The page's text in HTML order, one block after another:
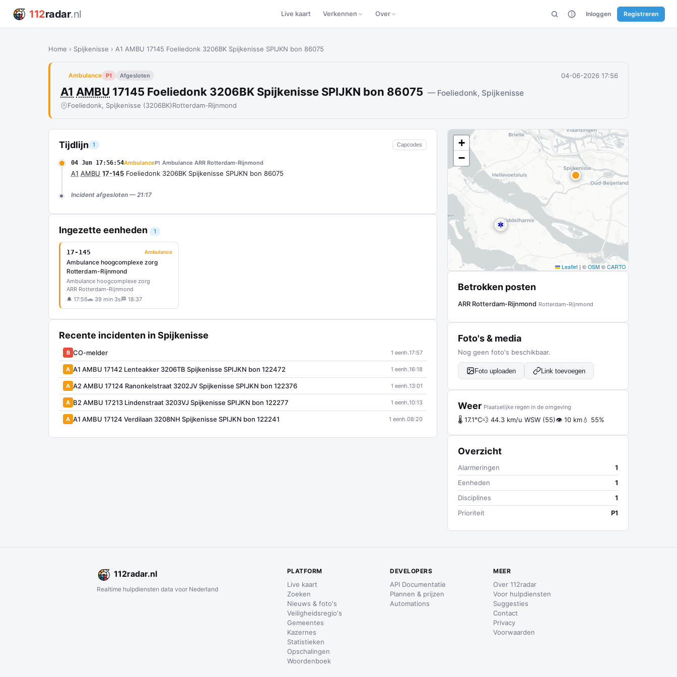
112radar.nl Live kaart Verkennen Over Inloggen Registreren
Home › Spijkenisse › A1 AMBU 17145 Foeliedonk 3206BK Spijkenisse SPIJKN bon 86075
Ambulance P1 Afgesloten 04-06-2026 17:56
A1 AMBU 17145 Foeliedonk 3206BK Spijkenisse SPIJKN bon 86075 — Foeliedonk, Spijkenisse
Foeliedonk, Spijkenisse (3206BK)Rotterdam-Rijnmond
Tijdlijn 1 Capcodes
04 Jun 17:56:54AmbulanceP1 Ambulance ARR Rotterdam-Rijnmond
A1 AMBU 17-145 Foeliedonk 3206BK Spijkenisse SPIJKN bon 86075
Incident afgesloten — 21:17
Ingezette eenheden 1
17-145 Ambulance
Ambulance hoogcomplexe zorg
Rotterdam-Rijnmond
Ambulance hoogcomplexe zorg
ARR Rotterdam-Rijnmond
🔔 17:56🚗 39 min 3s 🏁 18:37
Recente incidenten in Spijkenisse
B CO-melder 1 eenh.17:57
A A1 AMBU 17142 Lenteakker 3206TB Spijkenisse SPIJKN bon 122472 1 eenh.16:18
A A2 AMBU 17124 Ranonkelstraat 3202JV Spijkenisse SPIJKN bon 122376 1 eenh.13:01
A B2 AMBU 17213 Lindenstraat 3203VJ Spijkenisse SPIJKN bon 122277 1 eenh.10:13
A A1 AMBU 17124 Verdilaan 3208NH Spijkenisse SPIJKN bon 122241 1 eenh.08:20
+
−
Leaflet | © OSM © CARTO
Betrokken posten
ARR Rotterdam-Rijnmond Rotterdam-Rijnmond
Foto's & media
Nog geen foto's beschikbaar.
Foto uploaden Link toevoegen
Weer Plaatselijke regen in de omgeving
🌡 17.1°C💨 44.3 km/u WSW (55)👁 10 km💧 55%
Overzicht
Alarmeringen
1
Eenheden
1
Disciplines
1
Prioriteit
P1
112radar.nl
Realtime hulpdiensten data voor Nederland
PLATFORM
Live kaart
Zoeken
Nieuws & foto's
Veiligheidsregio's
Gemeentes
Kazernes
Statistieken
Opschalingen
Woordenboek
DEVELOPERS
API Documentatie
Plannen & prijzen
Automations
MEER
Over 112radar
Voor hulpdiensten
Suggesties
Contact
Privacy
Voorwaarden